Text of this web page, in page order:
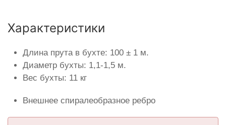
Характеристики
Длина прута в бухте: 100 ± 1 м.
Диаметр бухты: 1,1-1,5 м.
Вес бухты: 11 кг
Внешнее спиралеобразное ребро